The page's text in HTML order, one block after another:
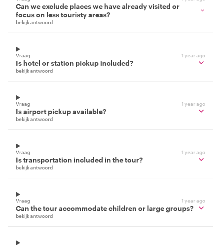
Can we exclude places we have already visited or
focus on less touristy areas?
bekijk antwoord
Vraag 1 year ago
Is hotel or station pickup included?
bekijk antwoord
Vraag 1 year ago
Is airport pickup available?
bekijk antwoord
Vraag 1 year ago
Is transportation included in the tour?
bekijk antwoord
Vraag 1 year ago
Can the tour accommodate children or large groups?
bekijk antwoord